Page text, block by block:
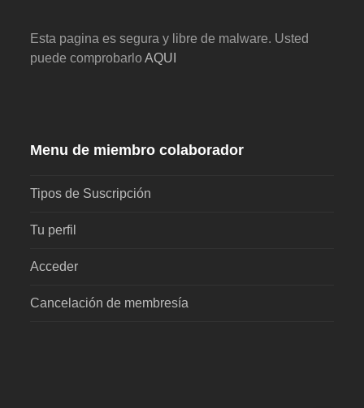
Esta pagina es segura y libre de malware. Usted
puede comprobarloAQUI
Menu de miembro colaborador
Tipos de Suscripción
Tu perfil
Acceder
Cancelación de membresía